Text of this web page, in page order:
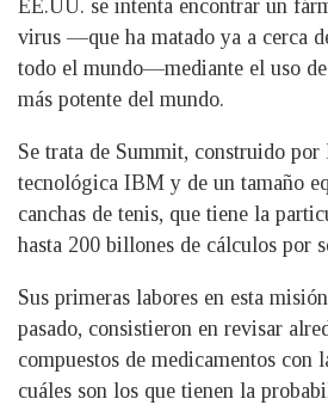
EE.UU. se intenta encontrar un
virus —que ha matado ya a cerca
todo el mundo—mediante el uso
más potente del mundo.
Se trata de Summit, construido por
tecnológica IBM y de un tamaño
canchas de tenis, que tiene la
hasta 200 billones de cálculos por
Sus primeras labores en esta
pasado, consistieron en revisar
compuestos de medicamentos
cuáles son los que tienen la